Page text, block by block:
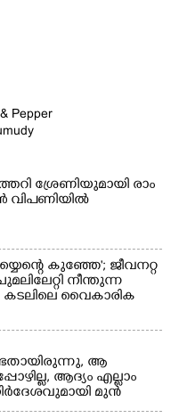
​ശ്രേ​ണി​യു​മാ​യി​ ​രാം​
വിപണിയിൽ
കുഞ്ഞേ'; ജീവനറ്റ
നീന്തുന്ന
വൈകാരിക
ആ
ആദ്യം എല്ലാം
മുൻ